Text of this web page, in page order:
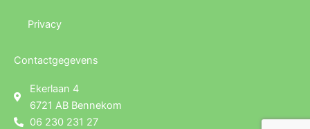
Privacy
Contactgegevens
Ekerlaan 4
6721 AB Bennekom
06 230 231 27